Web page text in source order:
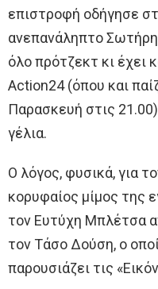
επιστροφή οδήγησε
ανεπανάληπτο
όλο πρότζεκτ κι έχει
Action24 (όπου και
Παρασκευή στις
γέλια.
Ο λόγος, φυσικά, για
κορυφαίος μίμος της
τον Ευτύχη Μπλέτσα
τον Τάσο Δούση, ο
παρουσιάζει τις